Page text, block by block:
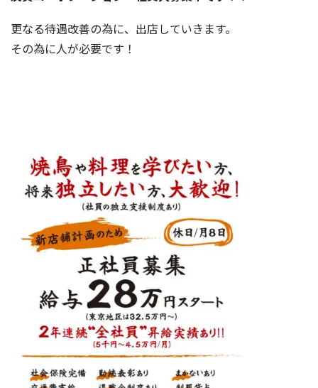
更なる待遇改善の為に、出店していきます。
その為に人が必要です！